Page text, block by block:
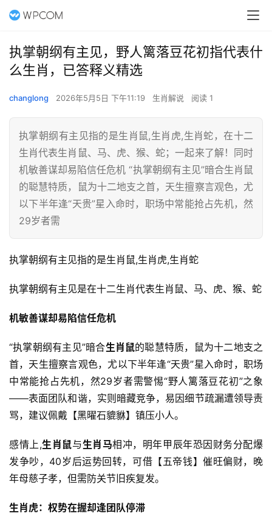
执掌朝纲有主见，野人篱落豆花初指代表什
么生肖，已答释义精选
changlong 2026年5月5日 下午11:19 生肖解说 阅读 1
执掌朝纲有主见指的是生肖鼠,生肖虎,生肖蛇，在十二
生肖代表生肖鼠、马、虎、猴、蛇；一起来了解！同时
机敏善谋却易陷信任危机 “执掌朝纲有主见”暗合生肖鼠
的聪慧特质，鼠为十二地支之首，天生擅察言观色，尤
以下半年逢“天贵”星入命时，职场中常能抢占先机，然
29岁者需
执掌朝纲有主见指的是生肖鼠,生肖虎,生肖蛇
执掌朝纲有主见是在十二生肖代表生肖鼠、马、虎、猴、蛇
机敏善谋却易陷信任危机
“执掌朝纲有主见”暗合生肖鼠的聪慧特质，鼠为十二地支之
首，天生擅察言观色，尤以下半年逢“天贵”星入命时，职场
中常能抢占先机，然29岁者需警惕“野人篱落豆花初”之象
——表面团队和谐，实则暗藏竞争，易因细节疏漏遭领导责
骂，建议佩戴【黑曜石貔貅】镇压小人。
感情上,生肖鼠与生肖马相冲，明年甲辰年恐因财务分配爆
发争吵，40岁后运势回转，可借【五帝钱】催旺偏财，晚
年母慈子孝，但需防关节旧疾复发。
生肖虎：权势在握却逢团队停滞